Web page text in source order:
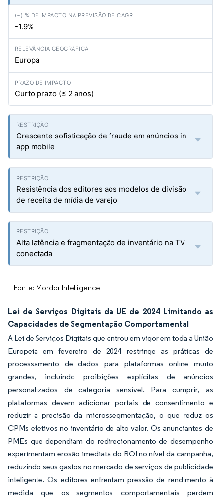
-1.9%
Europa
Curto prazo (≤ 2 anos)
Crescente sofisticação de fraude em anúncios in-
app mobile
Resistência dos editores aos modelos de divisão
de receita de mídia de varejo
Alta latência e fragmentação de inventário na TV
conectada
Fonte: Mordor Intelligence
Lei de Serviços Digitais da UE de 2024 Limitando as
Capacidades de Segmentação Comportamental
A Lei de Serviços Digitais que entrou em vigor em toda a União
Europeia em fevereiro de 2024 restringe as práticas de
processamento de dados para plataformas online muito
grandes, incluindo proibições explícitas de anúncios
personalizados de categoria sensível. Para cumprir, as
plataformas devem adicionar portais de consentimento e
reduzir a precisão da microssegmentação, o que reduz os
CPMs efetivos no inventário de alto valor. Os anunciantes de
PMEs que dependiam do redirecionamento de desempenho
experimentam erosão imediata do ROI no nível da campanha,
reduzindo seus gastos no mercado de serviços de publicidade
inteligente. Os editores enfrentam pressão de rendimento à
medida que os segmentos comportamentais perdem